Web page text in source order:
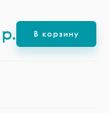
р. В корзину